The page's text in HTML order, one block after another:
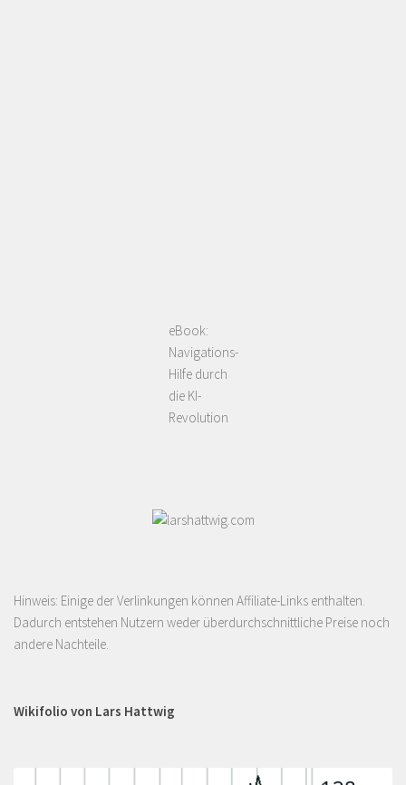
eBook:
Navigations-
Hilfe durch
die KI-
Revolution
Hinweis: Einige der Verlinkungen können Affiliate-Links enthalten.
Dadurch entstehen Nutzern weder überdurchschnittliche Preise noch
andere Nachteile.
Wikifolio von Lars Hattwig